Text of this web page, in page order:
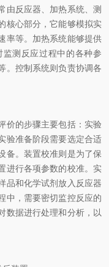
由反应器、加热系统、测
核心部分，它能够模拟实
率等。加热系统能够提供
测反应过程中的各种参
。控制系统则负责协调各
的步骤主要包括：实验
验准备阶段需要选定合适
备。装置校准则是为了保
进行各项参数的校准。实
品和化学试剂放入反应器
中，需要密切监控反应的
数据进行处理和分析，以